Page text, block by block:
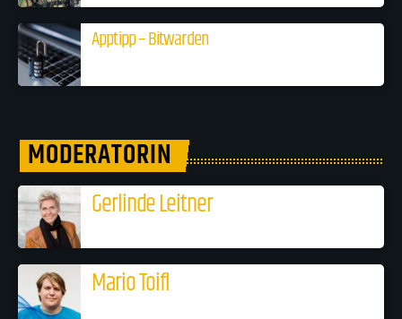
Apptipp – Bitwarden
MODERATORIN
Gerlinde Leitner
Mario Toifl